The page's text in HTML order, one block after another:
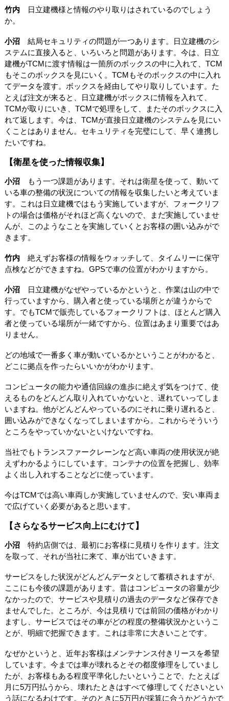
竹内日立建機様と情報のやり取りはされているのでしょう
か。
小沼結局セキュリティの問題が一つあります。日立建機のシ
ステムに直接入ると、いろいろと問題があります。今は、日立
建機がTCMに渡す情報は一箇所のボックスの中に入れて、TCM
もそこのボックスを見にいく。TCMもそのボックスの中に入れ
てデータを渡す。ボックスを経由してやり取りしています。た
とえば注文が来ると、日立建機がボックスに情報を入れて、
TCMが取りにいき、TCMで処理をして、またそのボックスに入
れて返します。今は、TCMが直接日立建機のシステムを見にい
くことはありません。セキュリティを完璧にして、早く連携し
たいですね。
【衛星を使った情報収集】
小沼もう一つ課題があります。それは衛星を使って、動いて
いる車の整備の状況についての情報を収集したいと考えていま
す。これは日立建機ではもう実施していますが、フォークリフ
トの場合は価格がそれほど高くないので、まだ実施していませ
んが、このようなことを実施していくとお客様の囲い込みがで
きます。
竹内絶えずお客様の情報をウォッチして、タイムリーに保守
点検などができますね。GPSで車の位置がわかりますから。
小沼日立建機がなぜやっているかというと、作業は山の中で
行っていますから、購入者と使っている場所とが違うからで
す。でもTCMで販売しているフォークリフトは、ほとんど購入
者と使っている場所が一緒ですから、位置はあまり重要ではあ
りません。
どの地域で一番多く車が動いているかということがわかると、
どこに拠点を作ったらいいかがわかります。
コンピュータの能力や通信回線の進歩に絶えず気をつけて、使
えるものをどんどん取り入れていかないと、遅れていってしま
いますね。他がどんどんやっているのにそれに乗り遅れると、
囲い込みができなくなってしまいますから。これからそういう
ところをやっていかないといけないですね。
当社でもトランスファークレーンなど高い車両の使用状況が絶
えずわかるようにしています。コンテナの位置を把握し、効率
よく出し入れすることなどに使っています。
今はTCMでは高い車両しか実施していませんので、安い車両ま
で広げていく必要があると思います。
【さらなるサービス向上にむけて】
小沼特約店側では、最初にお客様に見積りを作ります。注文
を取って、それが当社に来て、車が出ていきます。
サービスをした状況がどんどんデータとして蓄積されますが、
ここにも今後の課題があります。昔はコンピュータの容量が少
なかったので、サービスや見積りの過去のデータなど保存でき
ませんでした。ところが、今は見積りでは前回の価格がわかり
ますし、サービスではその車がどの程度の整備状況かというこ
とが、明細で把握できます。これは非常に大きいことです。
なぜかというと、近年お客様はメンテナンス付きリースを希望
しています。今までは車が壊れるとその都度修理をしていまし
たが、お客様もある程度平準化したいということで、たとえば
月に5万円払うから、壊れたときはすべて修理してくださいとい
う話になるわけです。そのときに5万円が採算に合うかどうかで